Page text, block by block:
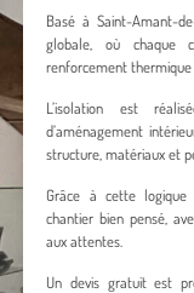
Basé à Saint-Amant-
globale, où chaque
renforcement thermique
L’isolation est
d’aménagement
structure, matériaux et
Grâce à cette logique
chantier bien pensé,
aux attentes.
Un devis gratuit est